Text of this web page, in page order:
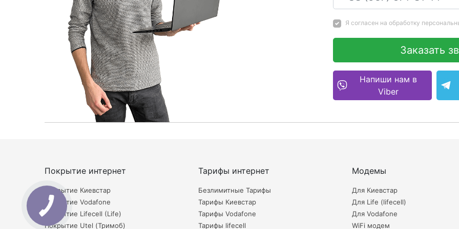
Я согласен на обработку
Заказать
Напиши нам в
Viber
Покрытие интернет
Покрытие Киевстар
Покрытие Vodafone
Покрытие Lifecell (Life)
Покрытие Utel (Тримоб)
Тарифы интернет
Безлимитные Тарифы
Тарифы Киевстар
Тарифы Vodafone
Тарифы lifecell
Модемы
Для Киевстар
Для Life (lifecell)
Для Vodafone
WiFi модем